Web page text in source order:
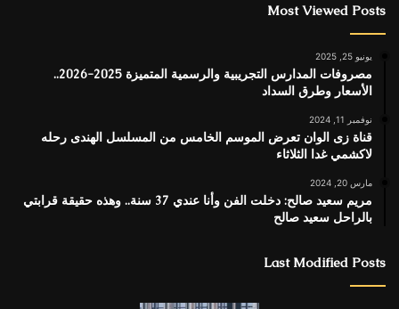
Most Viewed Posts
يونيو 25, 2025
مصروفات المدارس التجريبية والرسمية المتميزة 2025-2026..
الأسعار وطرق السداد
نوفمبر 11, 2024
قناة زى الوان تعرض الموسم الخامس من المسلسل الهندى رحله
لاكشمي غدا الثلاثاء
مارس 20, 2024
مريم سعيد صالح: دخلت الفن وأنا عندي 37 سنة.. وهذه حقيقة قرابتي
بالراحل سعيد صالح
Last Modified Posts